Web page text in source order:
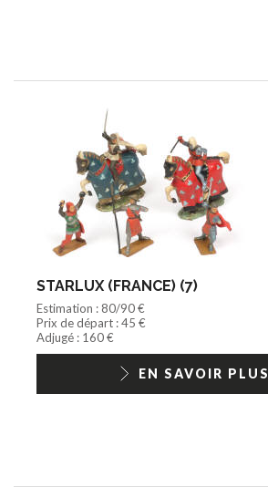
STARLUX (FRANCE) (7)
Estimation : 80/90 €
Prix de départ : 45 €
Adjugé : 160 €
EN SAVOIR PLUS